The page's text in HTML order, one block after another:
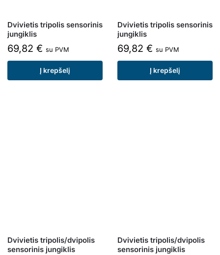
Dvivietis tripolis sensorinis
jungiklis
69,82 € su PVM
Į krepšelį
Dvivietis tripolis sensorinis
jungiklis
69,82 € su PVM
Į krepšelį
Dvivietis tripolis/dvipolis
sensorinis jungiklis
Dvivietis tripolis/dvipolis
sensorinis jungiklis